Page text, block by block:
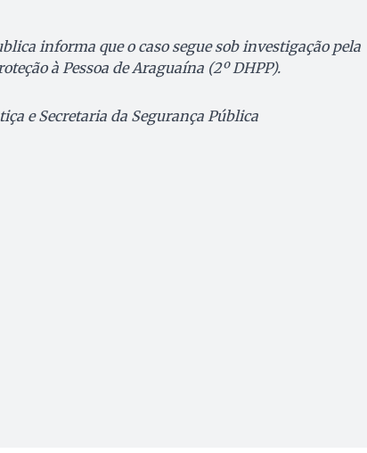
informa que o caso segue sob investigação pela
à Pessoa de Araguaína (2º DHPP).
e Secretaria da Segurança Pública